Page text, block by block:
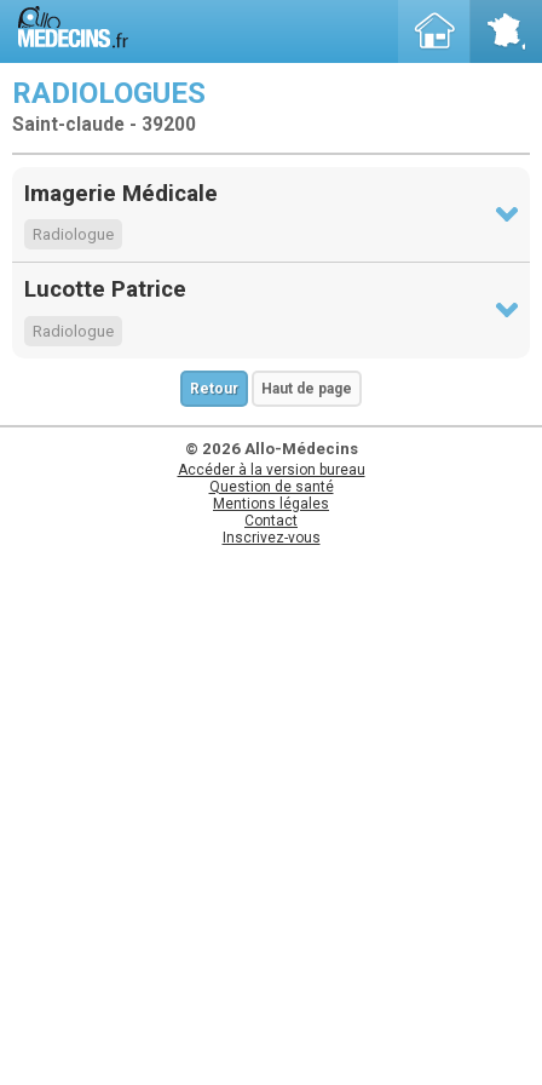
RADIOLOGUES
Saint-claude - 39200
Imagerie Médicale
Radiologue
Lucotte Patrice
Radiologue
Retour Haut de page
© 2026 Allo-Médecins
Accéder à la version bureau
Question de santé
Mentions légales
Contact
Inscrivez-vous